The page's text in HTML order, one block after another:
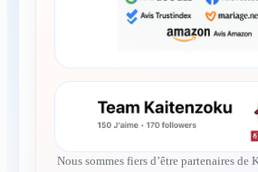
Nous sommes fiers d’être partenaires de